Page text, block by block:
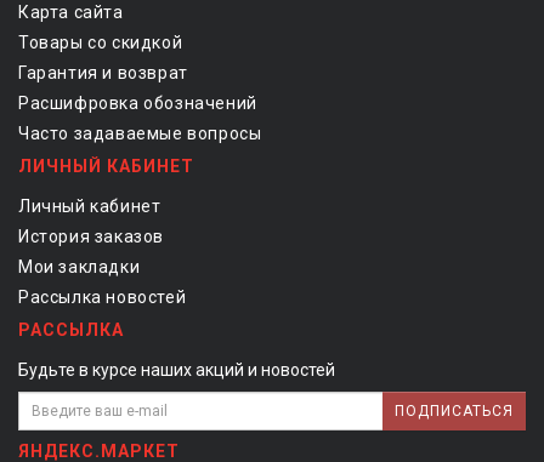
Карта сайта
Товары со скидкой
Гарантия и возврат
Расшифровка обозначений
Часто задаваемые вопросы
ЛИЧНЫЙ КАБИНЕТ
Личный кабинет
История заказов
Мои закладки
Рассылка новостей
РАССЫЛКА
Будьте в курсе наших акций и новостей
ПОДПИСАТЬСЯ
ЯНДЕКС.МАРКЕТ